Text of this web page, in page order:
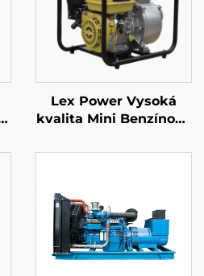
Lex Power Vysoká
kvalita Mini Benzínová
na farmě pro